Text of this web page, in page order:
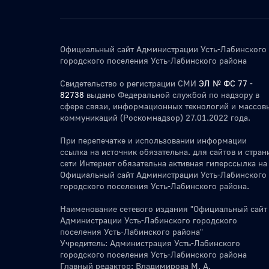
Официальный сайт Администрации Усть-Лабинского
городского поселения Усть-Лабинского района
Свидетельство о регистрации СМИ ЭЛ № ФС 77 -
82738 выдано Федеральной службой по надзору в
сфере связи, информационных технологий и
коммуникаций (Роскомнадзор) 27.01.2022 года.
При перепечатке и использовании информации
ссылка на источник обязательна. для сайтов и
сети Интернет обязательна активная гиперссылка на
Официальный сайт Администрации Усть-Лабинского
городского поселения Усть-Лабинского района.
Наименование сетевого издания "Официальный сайт
Администрации Усть-Лабинского городского
поселения Усть-Лабинского района"
Учредитель: Администрация Усть-Лабинского
городского поселения Усть-Лабинского района
Главный редактор: Владимирова М. А.